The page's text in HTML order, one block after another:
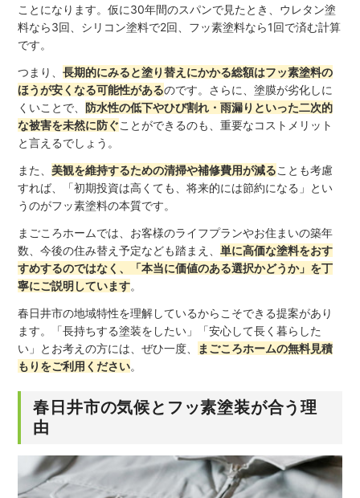
ことになります。仮に30年間のスパンで見たとき、ウレタン塗
料なら3回、シリコン塗料で2回、フッ素塗料なら1回で済む計算
です。
つまり、長期的にみると塗り替えにかかる総額はフッ素塗料の
ほうが安くなる可能性があるのです。さらに、塗膜が劣化しに
くいことで、 防水性の低下やひび割れ・雨漏りといった二次的
な被害を未然に防ぐことができるのも、重要なコストメリット
と言えるでしょう。
また、美観を維持するための清掃や補修費用が減ることも考慮
すれば、「初期投資は高くても、将来的には節約になる」とい
うのがフッ素塗料の本質です。
まごころホームでは、お客様のライフプランやお住まいの築年
数、今後の住み替え予定なども踏まえ、単に高価な塗料をおす
すめするのではなく、「本当に価値のある選択かどうか」を丁
寧にご説明しています。
春日井市の地域特性を理解しているからこそできる提案があり
ます。「長持ちする塗装をしたい」「安心して長く暮らした
い」とお考えの方には、ぜひ一度、
まごころホームの無料見積
もりをご利用ください。
春日井市の気候とフッ素塗装が合う理
由